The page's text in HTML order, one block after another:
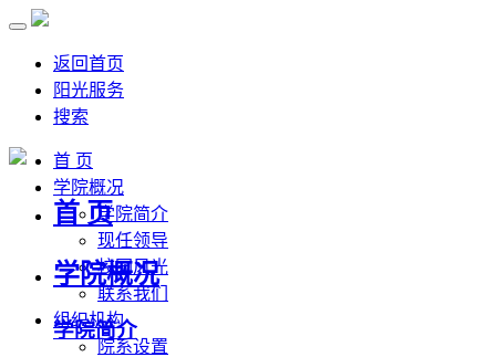
返回首页
阳光服务
搜索
首 页
学院概况
学院简介
现任领导
校园风光
联系我们
组织机构
院系设置
首 页
学院概况
学院简介